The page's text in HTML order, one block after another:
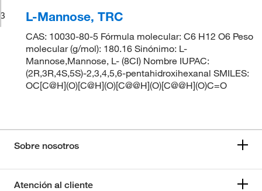
3
L-Mannose, TRC
CAS: 10030-80-5 Fórmula molecular: C6 H12 O6 Peso
molecular (g/mol): 180.16 Sinónimo: L-
Mannose,Mannose, L- (8CI) Nombre IUPAC:
(2R,3R,4S,5S)-2,3,4,5,6-pentahidroxihexanal SMILES:
OC[C@H](O)[C@H](O)[C@@H](O)[C@@H](O)C=O
Sobre nosotros
Atención al cliente